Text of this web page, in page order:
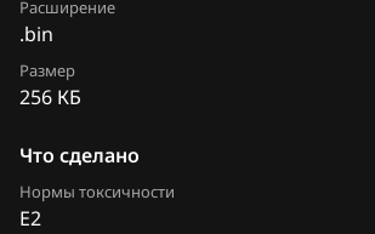
Chevrolet
Chrysler
Daewoo
Siemens EMS 3130
Siemens EMS 3132
Siemens EMS 3134
Siemens EMS 3140
Siemens EMS 3150
RE1D30D3
RE1F00F0
Расширение
.bin
Размер
256 КБ
Что сделано
Нормы токсичности
E2